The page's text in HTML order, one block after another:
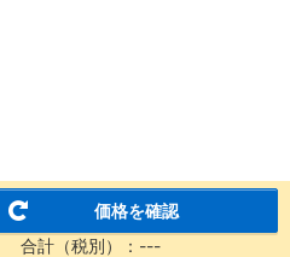
価格を確認
合計（税別）： ---